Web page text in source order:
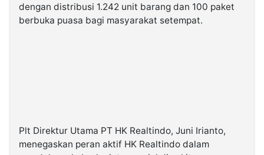
dengan distribusi 1.242 unit barang dan 100 paket
berbuka puasa bagi masyarakat setempat.
Plt Direktur Utama PT HK Realtindo, Juni Irianto,
menegaskan peran aktif HK Realtindo dalam